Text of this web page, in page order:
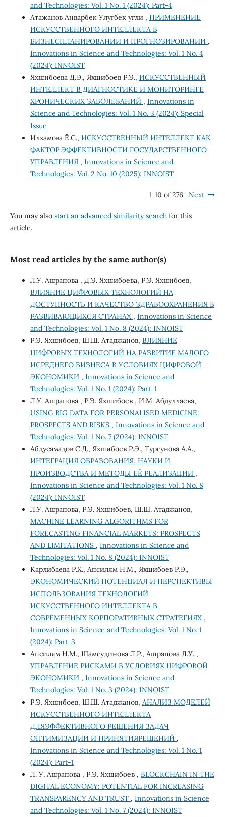
and Technologies: Vol. 1 No. 1 (2024): Part-4
Атажанов Анварбек Улугбек угли , ПРИМЕНЕНИЕ
ИСКУССТВЕННОГО ИНТЕЛЛЕКТА В
БИЗНЕСПЛАНИРОВАНИИ И ПРОГНОЗИРОВАНИИ ,
Innovations in Science and Technologies: Vol. 1 No. 4
(2024): INNOIST
Яхшибоева Д.Э., Яхшибоев Р.Э., ИСКУССТВЕННЫЙ
ИНТЕЛЛЕКТ В ДИАГНОСТИКЕ И МОНИТОРИНГЕ
ХРОНИЧЕСКИХ ЗАБОЛЕВАНИЙ , Innovations in
Science and Technologies: Vol. 1 No. 3 (2024): Special
Issue
Илхамова Ё.С., ИСКУССТВЕННЫЙ ИНТЕЛЛЕКТ КАК
ФАКТОР ЭФФЕКТИВНОСТИ ГОСУДАРСТВЕННОГО
УПРАВЛЕНИЯ , Innovations in Science and
Technologies: Vol. 2 No. 10 (2025): INNOIST
1-10 of 276 Next
You may also start an advanced similarity searchfor this
article.
Most read articles by the same author(s)
Л.У. Ашрапова , Д.Э. Яхшибоева, Р.Э. Яхшибоев,
ВЛИЯНИЕ ЦИФРОВЫХ ТЕХНОЛОГИЙ НА
ДОСТУПНОСТЬ И КАЧЕСТВО ЗДРАВООХРАНЕНИЯ В
РАЗВИВАЮЩИХСЯ СТРАНАХ , Innovations in Science
and Technologies: Vol. 1 No. 8 (2024): INNOIST
Р.Э. Яхшибоев, Ш.Ш. Атаджанов, ВЛИЯНИЕ
ЦИФРОВЫХ ТЕХНОЛОГИЙ НА РАЗВИТИЕ МАЛОГО
ИСРЕДНЕГО БИЗНЕСА В УСЛОВИЯХ ЦИФРОВОЙ
ЭКОНОМИКИ , Innovations in Science and
Technologies: Vol. 1 No. 1 (2024): Part-1
Л.У. Ашрапова , Р.Э. Яхшибоев , И.М. Абдуллаева,
USING BIG DATA FOR PERSONALISED MEDICINE:
PROSPECTS AND RISKS , Innovations in Science and
Technologies: Vol. 1 No. 7 (2024): INNOIST
Абдусамадов С.Д., Яхшибоев Р.Э., Турсунова А.А.,
ИНТЕГРАЦИЯ ОБРАЗОВАНИЯ, НАУКИ И
ПРОИЗВОДСТВА И МЕТОДЫ ЕЁ РЕАЛИЗАЦИИ ,
Innovations in Science and Technologies: Vol. 1 No. 8
(2024): INNOIST
Л.У. Ашрапова, Р.Э. Яхшибоев, Ш.Ш. Атаджанов,
MACHINE LEARNING ALGORITHMS FOR
FORECASTING FINANCIAL MARKETS: PROSPECTS
AND LIMITATIONS , Innovations in Science and
Technologies: Vol. 1 No. 8 (2024): INNOIST
Карлибаева Р.Х., Апсилям Н.М., Яхшибоев Р.Э.,
ЭКОНОМИЧЕСКИЙ ПОТЕНЦИАЛ И ПЕРСПЕКТИВЫ
ИСПОЛЬЗОВАНИЯ ТЕХНОЛОГИЙ
ИСКУССТВЕННОГО ИНТЕЛЛЕКТА В
СОВРЕМЕННЫХ КОРПОРАТИВНЫХ СТРАТЕГИЯХ ,
Innovations in Science and Technologies: Vol. 1 No. 1
(2024): Part-3
Апсилям Н.М., Шамсудинова Л.Р., Ашрапова Л.У. ,
УПРАВЛЕНИЕ РИСКАМИ В УСЛОВИЯХ ЦИФРОВОЙ
ЭКОНОМИКИ , Innovations in Science and
Technologies: Vol. 1 No. 3 (2024): INNOIST
Р.Э. Яхшибоев, Ш.Ш. Атаджанов, АНАЛИЗ МОДЕЛЕЙ
ИСКУССТВЕННОГО ИНТЕЛЛЕКТА
ДЛЯЭФФЕКТИВНОГО РЕШЕНИЯ ЗАДАЧ
ОПТИМИЗАЦИИ И ПРИНЯТИЯРЕШЕНИЙ ,
Innovations in Science and Technologies: Vol. 1 No. 1
(2024): Part-1
Л. У. Ашрапова , Р.Э. Яхшибоев , BLOCKCHAIN ​​IN THE
DIGITAL ECONOMY: POTENTIAL FOR INCREASING
TRANSPARENCY AND TRUST , Innovations in Science
and Technologies: Vol. 1 No. 7 (2024): INNOIST